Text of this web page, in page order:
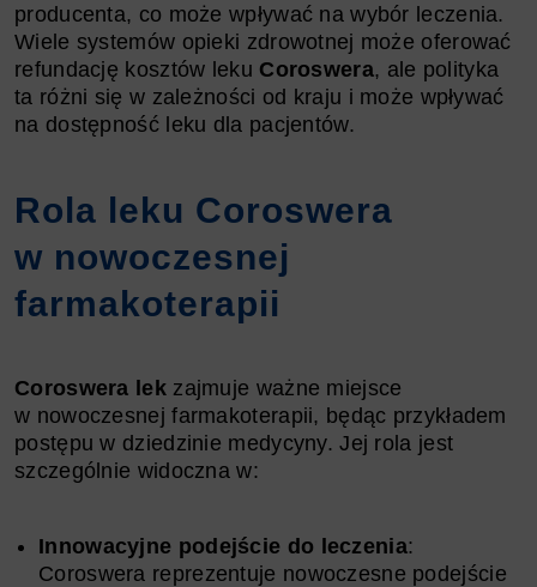
producenta, co może wpływać na wybór leczenia.
Wiele systemów opieki zdrowotnej może oferować
refundację kosztów leku Coroswera, ale polityka
ta różni się w zależności od kraju i może wpływać
na dostępność leku dla pacjentów.
Rola leku Coroswera
w nowoczesnej
farmakoterapii
Coroswera lekzajmuje ważne miejsce
w nowoczesnej farmakoterapii, będąc przykładem
postępu w dziedzinie medycyny. Jej rola jest
szczególnie widoczna w:
Innowacyjne podejście do leczenia:
Coroswera reprezentuje nowoczesne podejście